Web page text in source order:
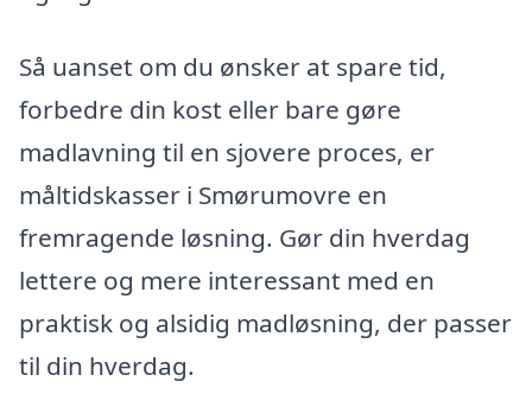
Så uanset om du ønsker at spare tid,
forbedre din kost eller bare gøre
madlavning til en sjovere proces, er
måltidskasser i Smørumovre en
fremragende løsning. Gør din hverdag
lettere og mere interessant med en
praktisk og alsidig madløsning, der passer
til din hverdag.